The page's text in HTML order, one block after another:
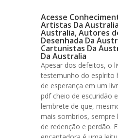
Acesse
Artistas Da
Australia, Autores
Desenhada Da
Cartunistas Da
Da Australia
Apesar dos defeitos, o
testemunho do espírito
de esperança em um
pdf cheio de escuridão
lembrete de que,
mais sombrios, sempre
de redenção e perdão.